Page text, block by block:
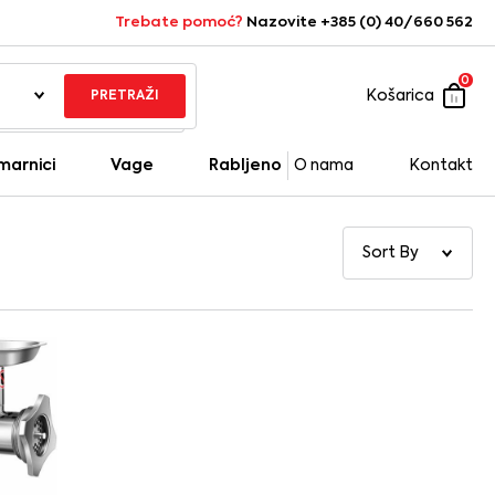
Trebate pomoć? Nazovite +385 (0) 40/660 562
PRETRAŽI Košarica
0
Vage Rabljeno O nama Kontakt